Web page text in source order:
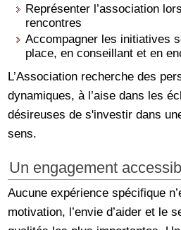
Représenter l’association
rencontres
Accompagner les initiatives
place, en conseillant et en
L’Association recherche des
dynamiques, à l’aise dans les
désireuses de s'investir dans
sens.
Un engagement
Aucune expérience spécifique
motivation, l’envie d’aider et le